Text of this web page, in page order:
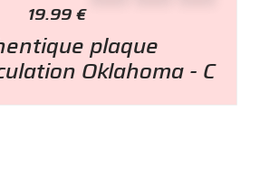
19.99€
plaque
Oklahoma - C